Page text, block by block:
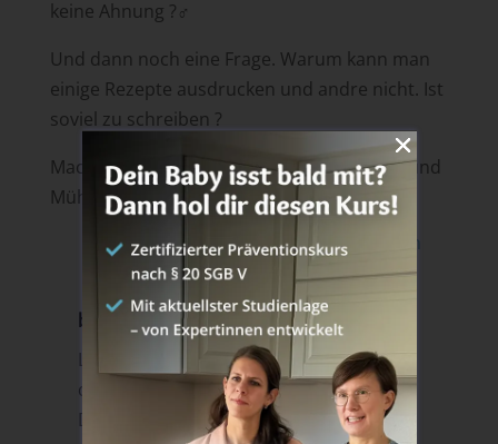
keine Ahnung ?‍♂️
Und dann noch eine Frage. Warum kann man
einige Rezepte ausdrucken und andre nicht. Ist
soviel zu schreiben ?
Macht weiter so. Lieben Dank für eure Zeit und
Mühe
Antworten
breifreibaby am 2. Juli 2018 um 10:17
Liebe Medoly,
das freut uns sehr zu hören. Liebe Dank!
Die Vollkornbrösel mache ich aus „altn“,